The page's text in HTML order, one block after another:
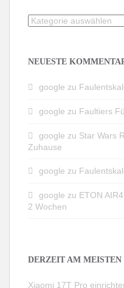
Kategorien
NEUESTE
google zu
google zu Faultiers
google zu Star Wars
Zuhause
google zu
google zu ETON
2 Wochen
DERZEIT AM MEISTEN
Xiaomi 17T Pro